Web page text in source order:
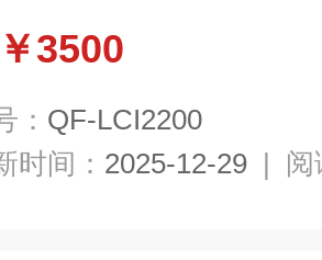
￥3500
： QF-LCI2200
时间： 2025-12-29 | 阅